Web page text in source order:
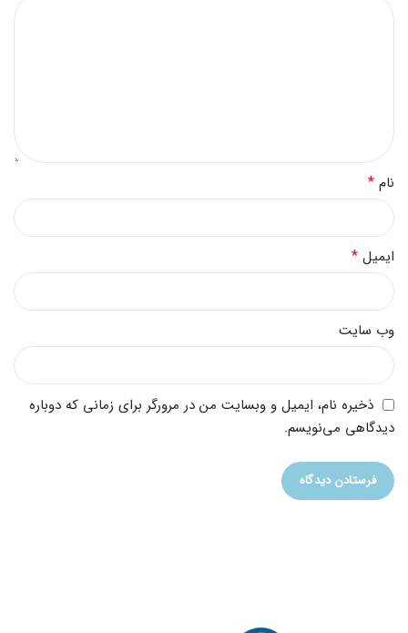
نام *
ایمیل *
وب‌ سایت
ذخیره نام، ایمیل و وبسایت من در مرورگر برای زمانی که دوباره
دیدگاهی می‌نویسم.